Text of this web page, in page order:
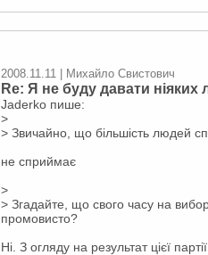
2008.11.11 | Михайло Свистович
Re: Я не буду давати ніяких
Jaderko пише:
>
> Звичайно, що більшість людей
не сприймає
>
> Згадайте, що свого часу на
промовисто?
Ні. З огляду на результат цієї партії.